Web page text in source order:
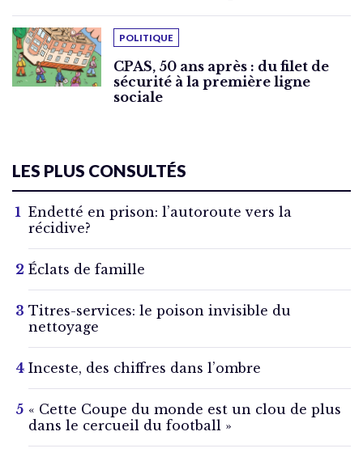
POLITIQUE
CPAS, 50 ans après : du filet de
sécurité à la première ligne
sociale
LES PLUS CONSULTÉS
Endetté en prison: l’autoroute vers la
récidive?
Éclats de famille
Titres-services: le poison invisible du
nettoyage
Inceste, des chiffres dans l’ombre
« Cette Coupe du monde est un clou de plus
dans le cercueil du football »